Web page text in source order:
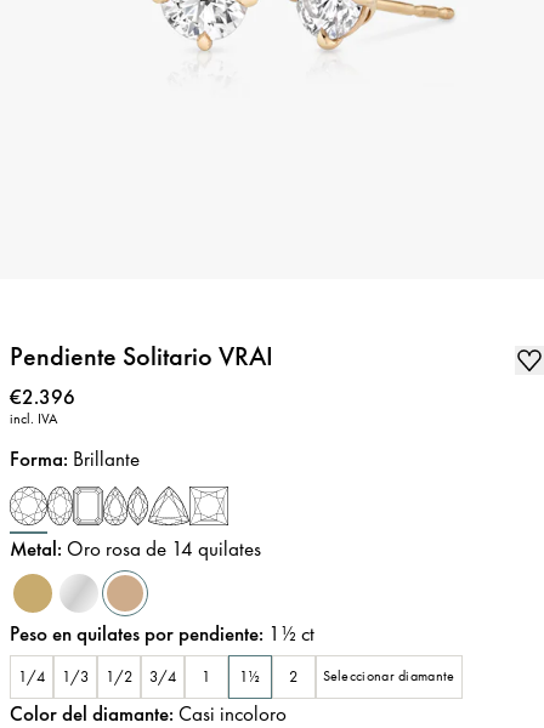
Pendiente Solitario VRAI
Precio:
€2.396
incl. IVA
Forma: Brillante
Metal: Oro rosa de 14 quilates
Peso en quilates por pendiente: 1½ ct
1/4 1/3 1/2 3/4 1 1½ 2 Seleccionar diamante
Color del diamante: Casi incoloro